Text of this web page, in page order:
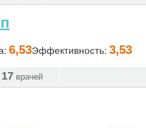
6,53Эффективность: 3,53
17 врачей